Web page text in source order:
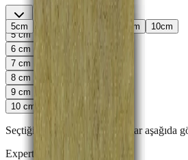
5cm cm cm cm 10cm
5cm
6 cm
7 cm
8 cm
9 cm
10 cm
Seçtiğiniz kalınlığa göre fiyatlar aşağıda
Expert
Direkt Alım